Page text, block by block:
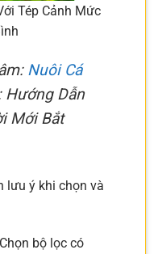
Tép Cảnh Mức
Nuôi Cá
Hướng Dẫn
Mới Bắt
lưu ý khi chọn và
bộ lọc có